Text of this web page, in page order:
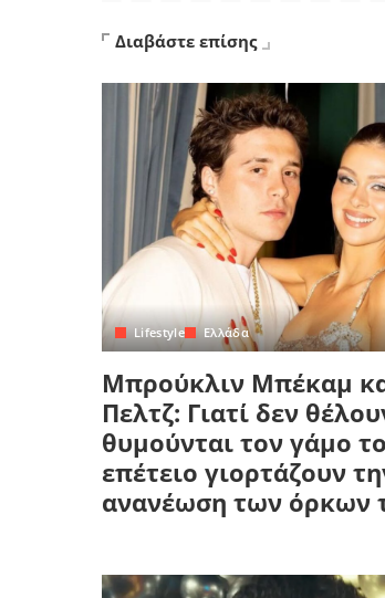
Διαβάστε επίσης
Lifestyle Ελλάδα
Μπρούκλιν Μπέκαμ
Πελτζ: Γιατί δεν
θυμούνται τον γάμο
επέτειο γιορτάζουν
ανανέωση των όρκων